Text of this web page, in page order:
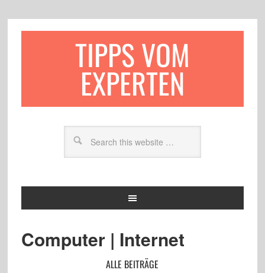
TIPPS VOM
EXPERTEN
Computer | Internet
ALLE BEITRÄGE